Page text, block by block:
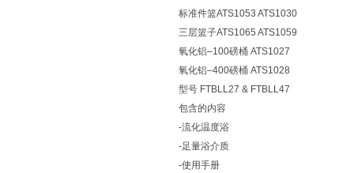
标准件篮ATS1053 ATS1030
三层篮子ATS1065 ATS1059
氧化铝–100磅桶 ATS1027
氧化铝–400磅桶 ATS1028
型号 FTBLL27 & FTBLL47
包含的内容
-流化温度浴
-足量浴介质
-使用手册